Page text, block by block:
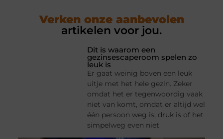
Verken onze aanbevolen
artikelen voor jou.
Dit is waarom een
gezinsescaperoom spelen zo
leuk is
Er gaat weinig boven een leuk
uitje met het hele gezin. Zeker
omdat het er tegenwoordig vaak
niet van komt, omdat er altijd wel
één persoon weg is, druk is of het
simpelweg even niet